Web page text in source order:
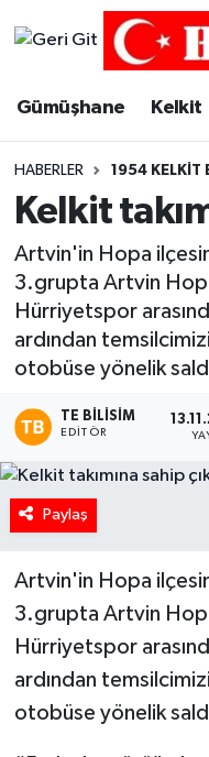
Gümüşhane Kelkit
HABERLER 1954 KELKIT
Kelkit
Artvin'in Hopa
3.grupta Artvin
Hürriyetspor
ardından
otobüse yönelik
TE BILISIM
EDITÖR
Paylaş
Artvin'in Hopa
3.grupta Artvin
Hürriyetspor
ardından
otobüse yönelik
Merkez Trafik
Süper Lig Puan
Tüm Manşetler
Son Dakika
Haber Arşivi